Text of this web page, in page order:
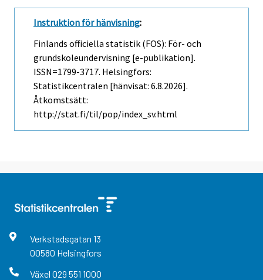
Instruktion för hänvisning:
Finlands officiella statistik (FOS): För- och
grundskoleundervisning [e-publikation].
ISSN=1799-3717. Helsingfors:
Statistikcentralen [hänvisat: 6.8.2026].
Åtkomstsätt:
http://stat.fi/til/pop/index_sv.html
Verkstadsgatan 13
00580 Helsingfors
Växel 029 551 1000